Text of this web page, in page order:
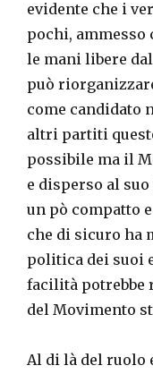
evidente che i
pochi, ammesso
le mani libere
può
come candidato
altri partiti
possibile ma il
e disperso al
un pò compatto
che di sicuro ha
politica dei suoi
facilità potrebbe
del Movimento
Al di là del ruolo